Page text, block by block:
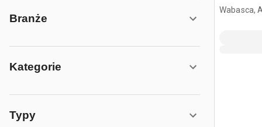
Branże
Kategorie
Typy
on Title
Wabasca,